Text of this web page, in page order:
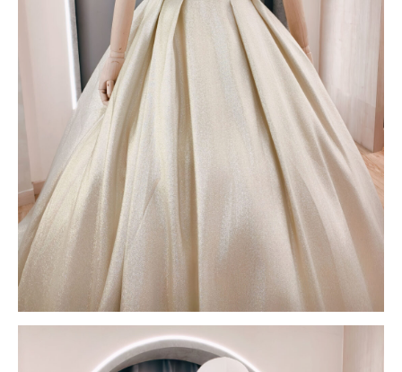
PREVIOUS